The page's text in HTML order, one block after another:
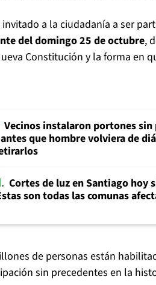
a la ciudadanía a ser
del domingo 25 de octubre,
Constitución y la forma en
Vecinos instalaron portones sin
que hombre volviera de
Cortes de luz en Santiago hoy
son todas las comunas
de personas están
sin precedentes en la